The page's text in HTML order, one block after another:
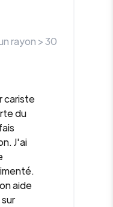
rayon >30
cariste
du
J'ai
aide